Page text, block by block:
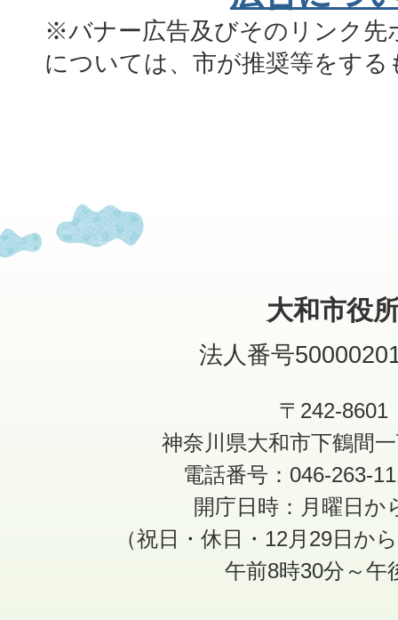
※バナー広告及びそのリンク先
については、市が推奨等をす
大和市役
法人番号
〒242-8601
神奈川県大和市下鶴間
電話番号：046-263-
開庁日時：月曜日か
（祝日・休日・12月29日か
午前8時30分～午